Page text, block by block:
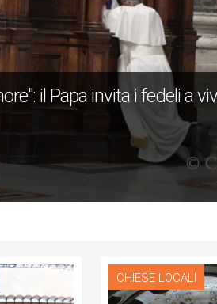
il Papa invita i fedeli a
CHIESE LOCALI